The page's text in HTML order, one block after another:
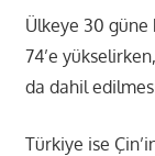
Ülkeye 30 güne
74’e
da dahil
Türkiye ise